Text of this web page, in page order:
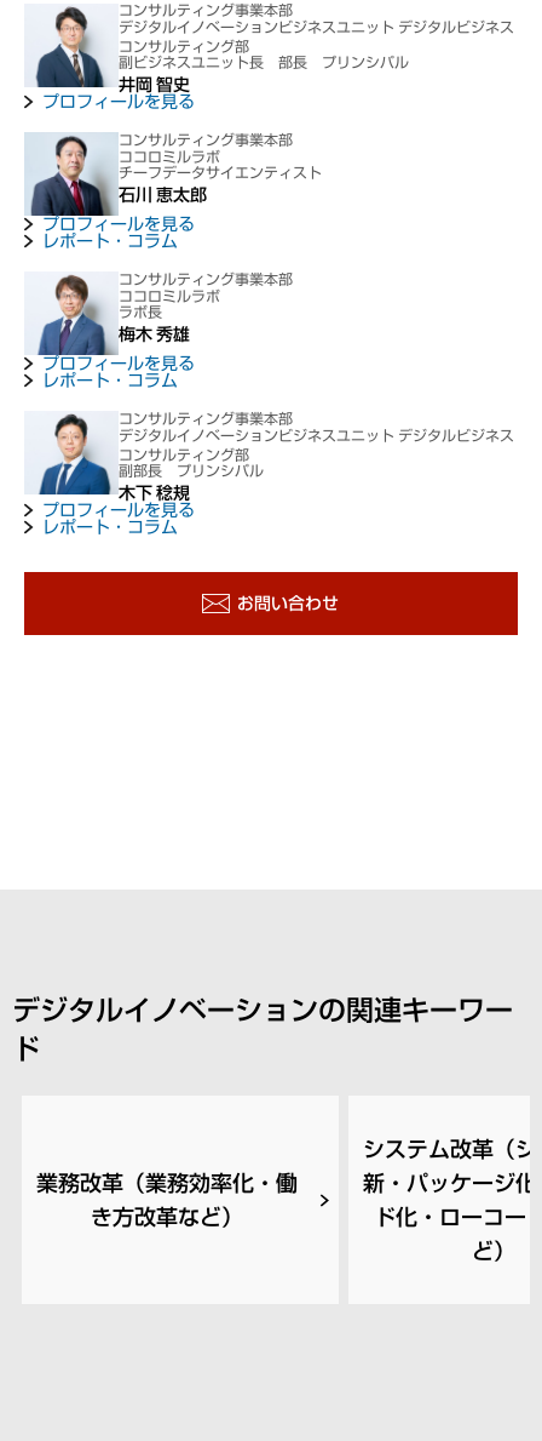
コンサルティング事業本部
デジタルイノベーションビジネスユニット デジタルビジネス
コンサルティング部
副ビジネスユニット長 部長 プリンシパル
井岡 智史
プロフィールを見る
コンサルティング事業本部
ココロミルラボ
チーフデータサイエンティスト
石川 恵太郎
プロフィールを見る
レポート・コラム
コンサルティング事業本部
ココロミルラボ
ラボ長
梅木 秀雄
プロフィールを見る
レポート・コラム
コンサルティング事業本部
デジタルイノベーションビジネスユニット デジタルビジネス
コンサルティング部
副部長 プリンシパル
木下 稔規
プロフィールを見る
レポート・コラム
お問い合わせ
デジタルイノベーションの関連キーワー
ド
業務改革（業務効率化・働
き方改革など）
システム改革（
新・パッケージ
ド化・ローコー
ど）